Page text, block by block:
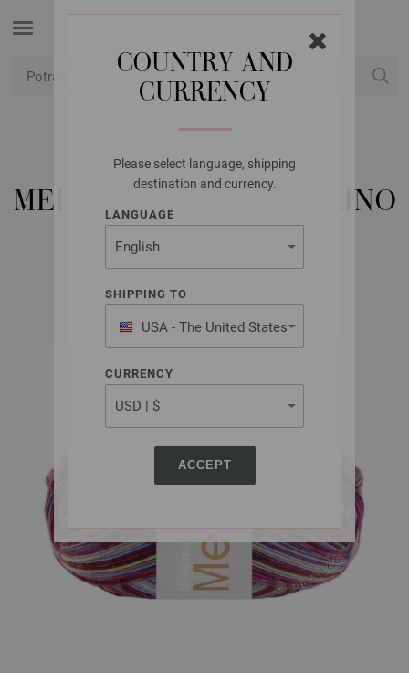
COUNTRY AND
CURRENCY
Please select language, shipping
destination and currency.
LANGUAGE
SHIPPING TO
USA - The United States
of America
CURRENCY
ACCEPT
LANA GROSSA
MEILENWEIT 100G MERINO
EXTRAFINE SOFT